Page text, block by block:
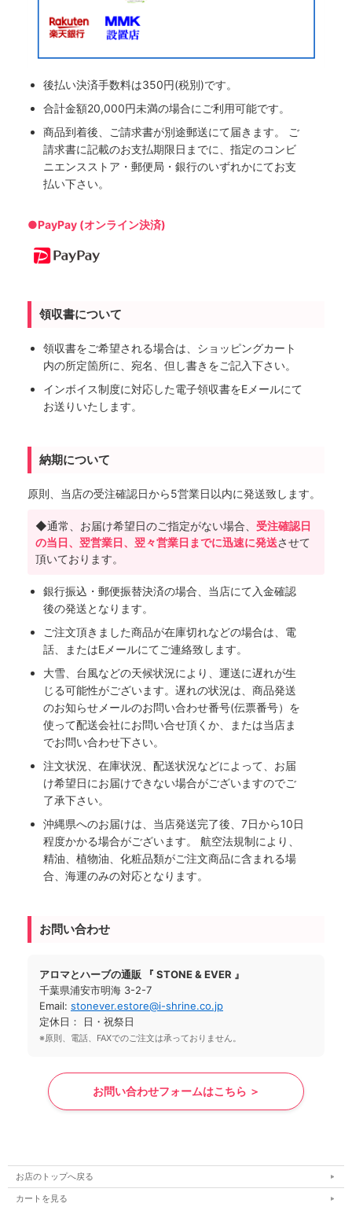
後払い決済手数料は350円(税別)です。
合計金額20,000円未満の場合にご利用可能です。
商品到着後、ご請求書が別途郵送にて届きます。 ご
請求書に記載のお支払期限日までに、指定のコンビ
ニエンスストア・郵便局・銀行のいずれかにてお支
払い下さい。
●PayPay (オンライン決済)
領収書について
領収書をご希望される場合は、ショッピングカート
内の所定箇所に、宛名、但し書きをご記入下さい。
インボイス制度に対応した電子領収書をEメールにて
お送りいたします。
納期について
原則、当店の受注確認日から5営業日以内に発送致します。
◆通常、お届け希望日のご指定がない場合、 受注確認日
の当日、翌営業日、翌々営業日までに迅速に発送させて
頂いております。
銀行振込・郵便振替決済の場合、当店にて入金確認
後の発送となります。
ご注文頂きました商品が在庫切れなどの場合は、電
話、またはEメールにてご連絡致します。
大雪、台風などの天候状況により、運送に遅れが生
じる可能性がございます。遅れの状況は、商品発送
のお知らせメールのお問い合わせ番号(伝票番号）を
使って配送会社にお問い合せ頂くか、または当店ま
でお問い合わせ下さい。
注文状況、在庫状況、配送状況などによって、お届
け希望日にお届けできない場合がございますのでご
了承下さい。
沖縄県へのお届けは、当店発送完了後、7日から10日
程度かかる場合がございます。 航空法規制により、
精油、植物油、化粧品類がご注文商品に含まれる場
合、海運のみの対応となります。
お問い合わせ
アロマとハーブの通販 『 STONE & EVER 』
千葉県浦安市明海 3-2-7
Email: stonever.estore@i-shrine.co.jp
定休日： 日・祝祭日
※原則、電話、FAXでのご注文は承っておりません。
お問い合わせフォームはこちら ＞
お店のトップへ戻る
カートを見る